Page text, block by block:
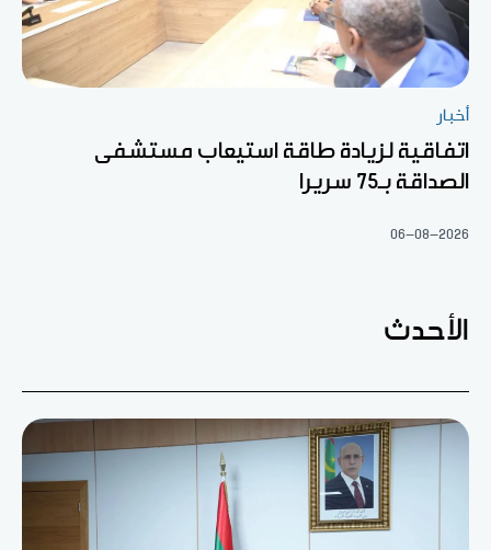
أخبار
اتفاقية لزيادة طاقة استيعاب مستشفى
الصداقة بـ75 سريرا
06-08-2026
الأحدث